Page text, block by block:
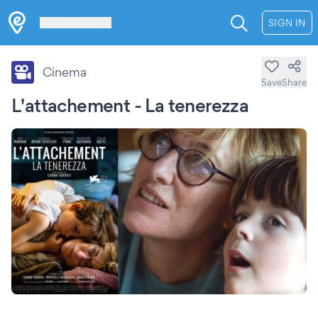
SIGN IN
L'attachement - La tenerezza
Cinema
SaveShare